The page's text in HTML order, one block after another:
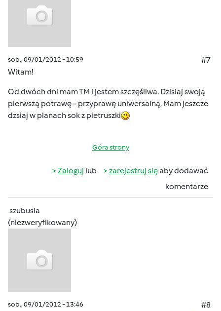
sob., 09/01/2012 - 10:59
#7
Witam!
Od dwóch dni mam TM i jestem szczęśliwa. Dzisiaj swoją
pierwszą potrawę - przyprawę uniwersalną, Mam jeszcze
dzsiaj w planach sok z pietruszki
Góra strony
Zaloguj lub zarejestruj sięaby dodawać
komentarze
szubusia
(niezweryfikowany)
sob., 09/01/2012 - 13:46
#8